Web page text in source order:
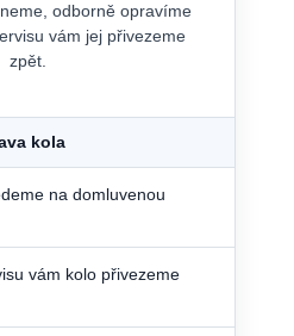
odborně opravíme
vám jej přivezeme
zpět.
kola
na domluvenou
vám kolo přivezeme